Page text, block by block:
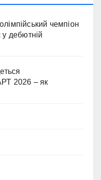
чемпіон
у дебютній
2026 – як